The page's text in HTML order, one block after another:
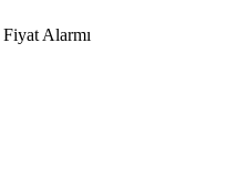
Fiyat Alarmı